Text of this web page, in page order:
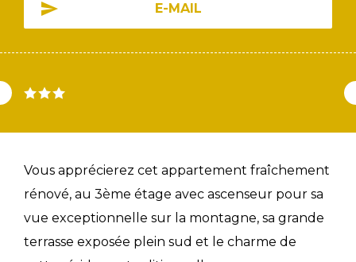
E-MAIL
Vous apprécierez cet appartement fraîchement
rénové, au 3ème étage avec ascenseur pour sa
vue exceptionnelle sur la montagne, sa grande
terrasse exposée plein sud et le charme de